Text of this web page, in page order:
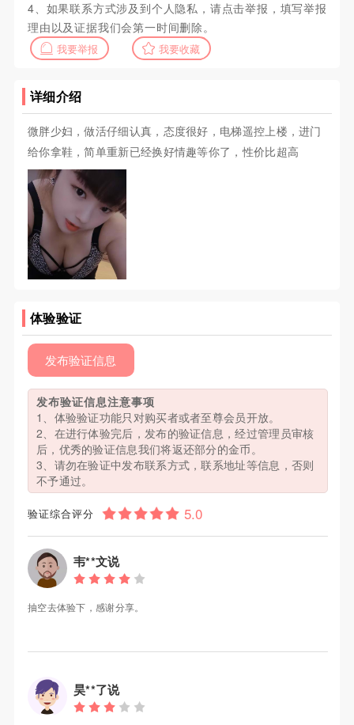
4、如果联系方式涉及到个人隐私，请点击举报，填写举报
理由以及证据我们会第一时间删除。
我要举报 我要收藏
详细介绍
微胖少妇，做活仔细认真，态度很好，电梯遥控上楼，进门
给你拿鞋，简单重新已经换好情趣等你了，性价比超高
体验验证
发布验证信息
发布验证信息注意事项
1、体验验证功能只对购买者或者至尊会员开放。
2、在进行体验完后，发布的验证信息，经过管理员审核
后，优秀的验证信息我们将返还部分的金币。
3、请勿在验证中发布联系方式，联系地址等信息，否则
不予通过。
验证综合评分
韦**文说
抽空去体验下，感谢分享。
昊**了说